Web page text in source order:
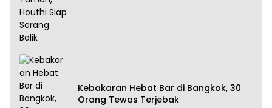
Kebakaran Hebat Bar di Bangkok, 30
Orang Tewas Terjebak